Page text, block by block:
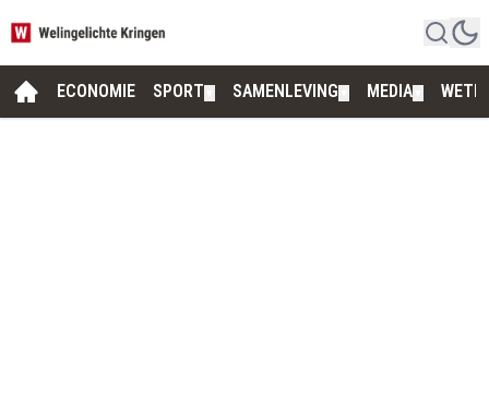
ECONOMIE SPORT SAMENLEVING MEDIA